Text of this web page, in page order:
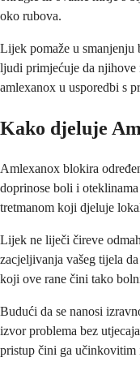
oko rubova.
Lijek pomaže u smanjenju
ljudi primjećuje da njihove
amlexanox u usporedbi s
Kako djeluje
Amlexanox blokira
doprinose boli i
tretmanom koji djeluje
Lijek ne liječi čireve
zacjeljivanja vašeg tijela
koji ove rane čini tako
Budući da se nanosi
izvor problema bez
pristup čini ga